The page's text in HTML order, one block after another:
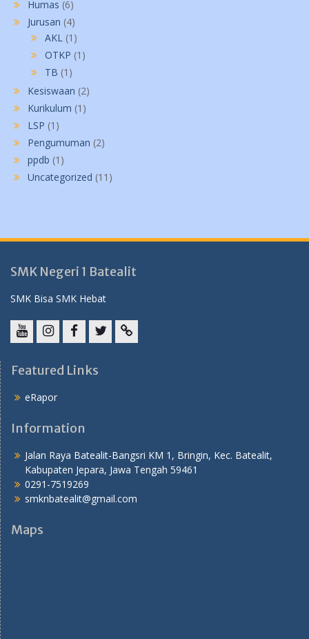
Humas (6)
Jurusan (4)
AKL (1)
OTKP (1)
TB (1)
Kesiswaan (2)
Kurikulum (1)
LSP (1)
Pengumuman (2)
ppdb (1)
Uncategorized (11)
SMK Negeri 1 Batealit
SMK Bisa SMK Hebat
Featured Links
eRapor
Information
Jalan Raya Batealit-Bangsri KM 1, Bringin, Kec. Batealit,
Kabupaten Jepara, Jawa Tengah 59461
0291-7519269
smknbatealit@gmail.com
Maps